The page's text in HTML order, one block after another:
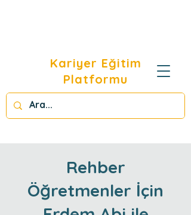
Kariyer Eğitim
Platformu
Rehber
Öğretmenler İçin